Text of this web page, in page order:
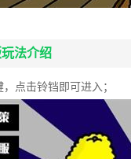
法介绍
点击铃铛即可进入；